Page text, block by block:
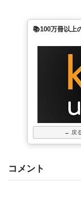
📚100万冊以上
← 戻
コメント